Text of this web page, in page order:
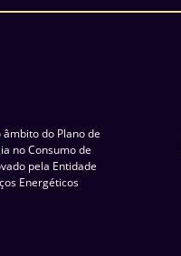
do Plano de
no Consumo de
pela Entidade
Energéticos